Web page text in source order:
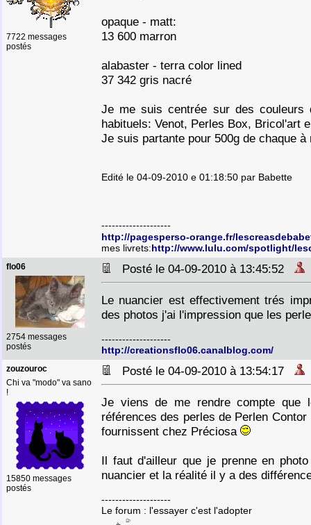
7722 messages
postés
opaque - matt:
13 600 marron
alabaster - terra color lined
37 342 gris nacré
Je me suis centrée sur des couleurs
habituels: Venot, Perles Box, Bricol'art
Je suis partante pour 500g de chaque
Edité le 04-09-2010 e 01:18:50 par Babette
--------------------
http://pagesperso-orange.fr/
mes livrets:http://www.lulu.com/spotlight/
flo06
2754 messages
postés
Posté le 04-09-2010 à 13:45:52
Le nuancier est effectivement trés
des photos j'ai l'impression que les
--------------------
http://creationsflo06.canalblog.com/
zouzouroc
Chi va "modo" va sano
!
15850 messages
postés
Posté le 04-09-2010 à 13:54:17
Je viens de me rendre compte que
références des perles de Perlen
fournissent chez Préciosa
Il faut d'ailleur que je prenne en
nuancier et la réalité il y a des
--------------------
Le forum : l'essayer c'est l'adopter